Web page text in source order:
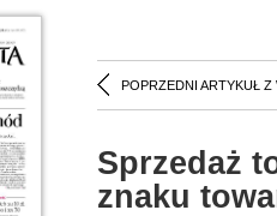
POPRZEDNI ARTYKUŁ Z
Sprzedaż
znaku